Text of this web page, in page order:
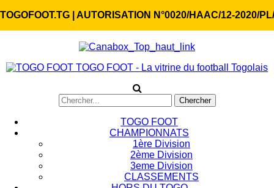
TOGOFOOT.TG | AUTORISATION N°0020/HAAC/12-2020/
TOGO FOOT - La vitrine du football Togolais
TOGO FOOT
CHAMPIONNATS
1ère Division
2ème Division
3eme Division
CLASSEMENTS